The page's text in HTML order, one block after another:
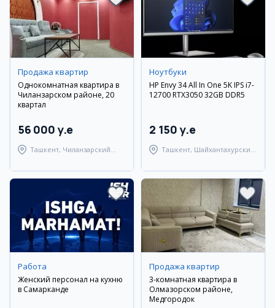
Продажа квартир
Однокомнатная квартира в
Чиланзарском районе, 20
квартал
56 000 y.e
Ташкент, Чиланзарский
Ноутбуки
HP Envy 34 All In One 5K IPS i7-
12700 RTX3050 32GB DDR5
2 150 y.e
Ташкент, Шайхантахурский
Работа
Женский персонал на кухню
в Самарканде
Продажа квартир
3-комнатная квартира в
Олмазорском районе,
Медгородок